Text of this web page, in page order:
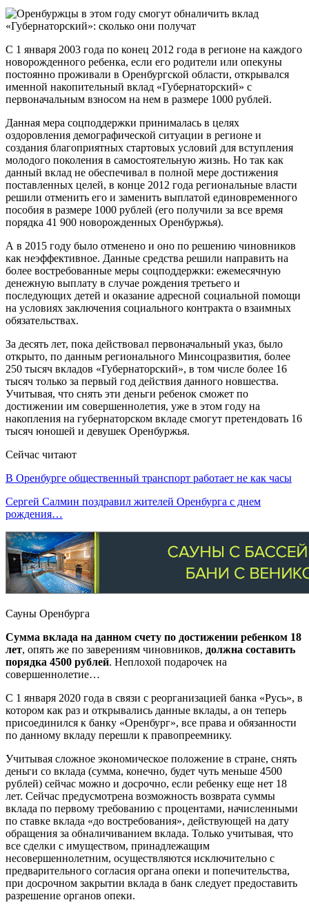
С 1 января 2003 года по конец 2012 года в регионе на каждого
новорожденного ребенка, если его родители или опекуны
постоянно проживали в Оренбургской области, открывался
именной накопительный вклад «Губернаторский» с
первоначальным взносом на нем в размере 1000 рублей.
Данная мера соцподдержки принималась в целях
оздоровления демографической ситуации в регионе и
создания благоприятных стартовых условий для вступления
молодого поколения в самостоятельную жизнь. Но так как
данный вклад не обеспечивал в полной мере достижения
поставленных целей, в конце 2012 года региональные власти
решили отменить его и заменить выплатой единовременного
пособия в размере 1000 рублей (его получили за все время
порядка 41 900 новорожденных Оренбуржья).
А в 2015 году было отменено и оно по решению чиновников
как неэффективное. Данные средства решили направить на
более востребованные меры соцподдержки: ежемесячную
денежную выплату в случае рождения третьего и
последующих детей и оказание адресной социальной помощи
на условиях заключения социального контракта о взаимных
обязательствах.
За десять лет, пока действовал первоначальный указ, было
открыто, по данным регионального Минсоцразвития, более
250 тысяч вкладов «Губернаторский», в том числе более 16
тысяч только за первый год действия данного новшества.
Учитывая, что снять эти деньги ребенок сможет по
достижении им совершеннолетия, уже в этом году на
накопления на губернаторском вкладе смогут претендовать 16
тысяч юношей и девушек Оренбуржья.
Сейчас читают
В Оренбурге общественный транспорт работает не как часы
Сергей Салмин поздравил жителей Оренбурга с днем
рождения…
Сауны Оренбурга
Сумма вклада на данном счету по достижении ребенком 18
лет, опять же по заверениям чиновников, должна составить
порядка 4500 рублей. Неплохой подарочек на
совершеннолетие…
С 1 января 2020 года в связи с реорганизацией банка «Русь», в
котором как раз и открывались данные вклады, а он теперь
присоединился к банку «Оренбург», все права и обязанности
по данному вкладу перешли к правопреемнику.
Учитывая сложное экономическое положение в стране, снять
деньги со вклада (сумма, конечно, будет чуть меньше 4500
рублей) сейчас можно и досрочно, если ребенку еще нет 18
лет. Сейчас предусмотрена возможность возврата суммы
вклада по первому требованию с процентами, начисленными
по ставке вклада «до востребования», действующей на дату
обращения за обналичиванием вклада. Только учитывая, что
все сделки с имуществом, принадлежащим
несовершеннолетним, осуществляются исключительно с
предварительного согласия органа опеки и попечительства,
при досрочном закрытии вклада в банк следует предоставить
разрешение органов опеки.